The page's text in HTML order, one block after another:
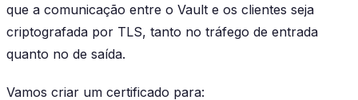
que a comunicação entre o Vault e os clientes seja
criptografada por TLS, tanto no tráfego de entrada
quanto no de saída.
Vamos criar um certificado para: